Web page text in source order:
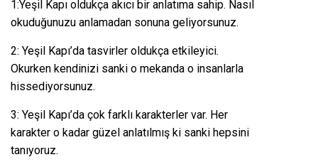
1:Yeşil Kapı oldukça akıcı bir anlatıma sahip. Nasıl
okuduğunuzu anlamadan sonuna geliyorsunuz.
2: Yeşil Kapı’da tasvirler oldukça etkileyici.
Okurken kendinizi sanki o mekanda o insanlarla
hissediyorsunuz.
3: Yeşil Kapı’da çok farklı karakterler var. Her
karakter o kadar güzel anlatılmış ki sanki hepsini
tanıyoruz.